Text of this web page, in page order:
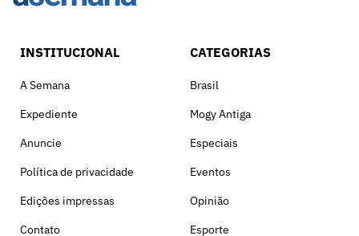
INSTITUCIONAL
A Semana
Expediente
Anuncie
Política de privacidade
Edições impressas
Contato
CATEGORIAS
Brasil
Mogy Antiga
Especiais
Eventos
Opinião
Esporte